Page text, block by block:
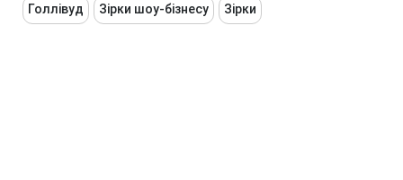
Голлівуд Зірки шоу-бізнесу Зірки